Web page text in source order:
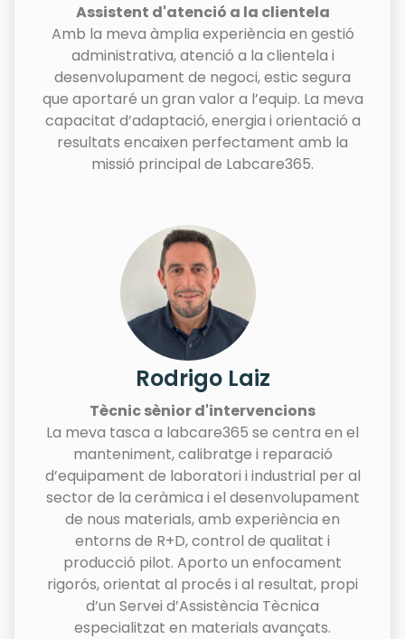
Assistent d'atenció a la clientela
Amb la meva àmplia experiència en gestió
administrativa, atenció a la clientela i
desenvolupament de negoci, estic segura
que aportaré un gran valor a l’equip. La meva
capacitat d’adaptació, energia i orientació a
resultats encaixen perfectament amb la
missió principal de Labcare365.
Rodrigo Laiz
Tècnic sènior d'intervencions
La meva tasca a labcare365 se centra en el
manteniment, calibratge i reparació
d’equipament de laboratori i industrial per al
sector de la ceràmica i el desenvolupament
de nous materials, amb experiència en
entorns de R+D, control de qualitat i
producció pilot. Aporto un enfocament
rigorós, orientat al procés i al resultat, propi
d’un Servei d’Assistència Tècnica
especialitzat en materials avançats.